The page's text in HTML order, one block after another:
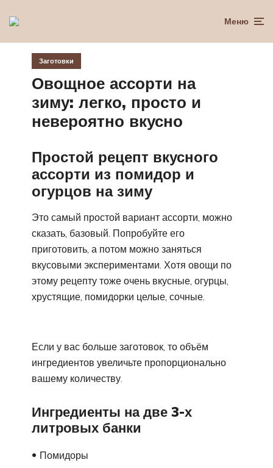
Меню
Заготовки
Овощное ассорти на
зиму: легко, просто и
невероятно вкусно
Простой рецепт вкусного
ассорти из помидор и
огурцов на зиму
Это самый простой вариант ассорти, можно
сказать, базовый. Попробуйте его
приготовить, а потом можно заняться
вкусовыми экспериментами. Хотя овощи по
этому рецепту тоже очень вкусные, огурцы,
хрустящие, помидорки целые, сочные.
Если у вас больше заготовок, то объём
ингредиентов увеличьте пропорционально
вашему количеству.
Ингредиенты на две 3-х
литровых банки
Помидоры